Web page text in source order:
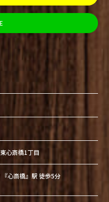
心斎橋1丁目
心斎橋』駅 徒歩5分